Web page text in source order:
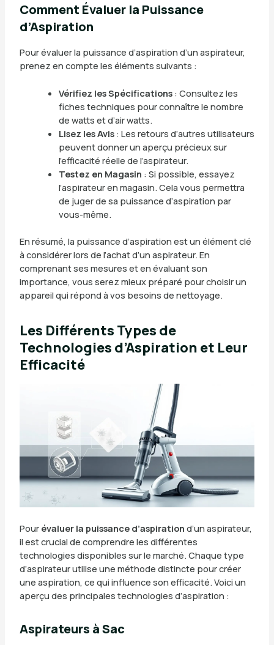
Comment Évaluer la Puissance
d’Aspiration
Pour évaluer la puissance d’aspiration d’un aspirateur,
prenez en compte les éléments suivants :
Vérifiez les Spécifications: Consultez les
fiches techniques pour connaître le nombre
de watts et d’air watts.
Lisez les Avis: Les retours d’autres utilisateurs
peuvent donner un aperçu précieux sur
l’efficacité réelle de l’aspirateur.
Testez en Magasin : Si possible, essayez
l’aspirateur en magasin. Cela vous permettra
de juger de sa puissance d’aspiration par
vous-même.
En résumé, la puissance d’aspiration est un élément clé
à considérer lors de l’achat d’un aspirateur. En
comprenant ses mesures et en évaluant son
importance, vous serez mieux préparé pour choisir un
appareil qui répond à vos besoins de nettoyage.
Les Différents Types de
Technologies d’Aspiration et Leur
Efficacité
Pour évaluer la puissance d’aspiration d’un aspirateur,
il est crucial de comprendre les différentes
technologies disponibles sur le marché. Chaque type
d’aspirateur utilise une méthode distincte pour créer
une aspiration, ce qui influence son efficacité. Voici un
aperçu des principales technologies d’aspiration :
Aspirateurs à Sac